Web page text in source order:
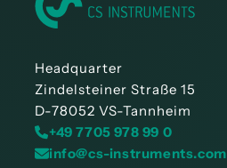
Headquarter
Zindelsteiner Straße 15
D-78052 VS-Tannheim
+49 7705 978 99 0
info@cs-instruments.com